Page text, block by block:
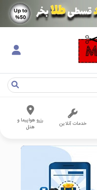
خدمات آنلاین
رزرو هواپیما و
هتل